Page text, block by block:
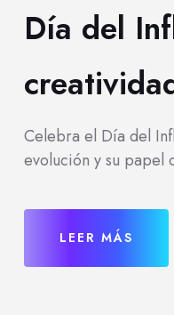
Día del
Celebra el Día del
evolución y su papel
LEER MÁS